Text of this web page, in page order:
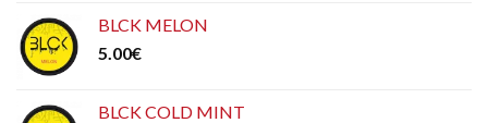
BLCK MELON
5.00€
BLCK COLD MINT